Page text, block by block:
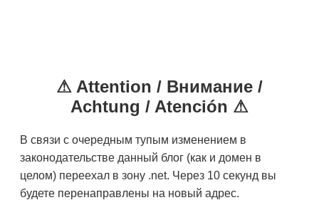
⚠ Attention / Внимание /
Achtung / Atención ⚠
В связи с очередным тупым изменением в
законодательстве данный блог (как и домен в
целом) переехал в зону .net. Через 10 секунд вы
будете перенаправлены на новый адрес.